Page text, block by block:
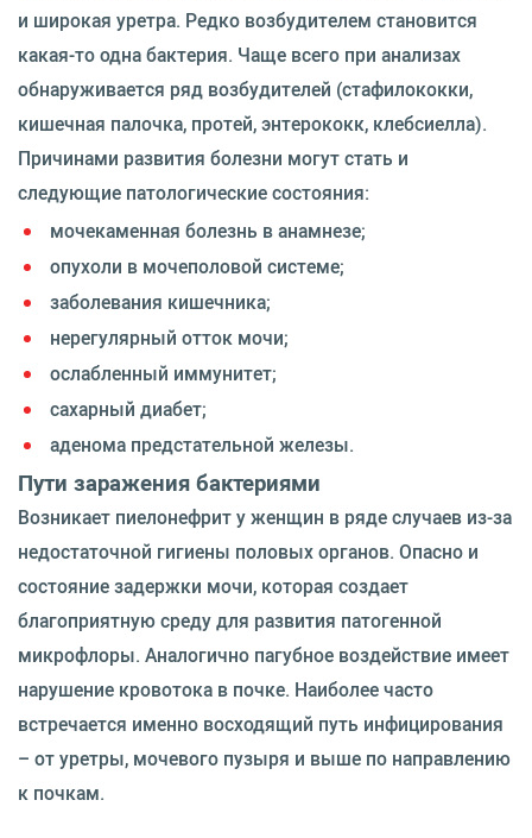
и широкая уретра. Редко возбудителем становится
какая-то одна бактерия. Чаще всего при анализах
обнаруживается ряд возбудителей (стафилококки,
кишечная палочка, протей, энтерококк, клебсиелла).
Причинами развития болезни могут стать и
следующие патологические состояния:
мочекаменная болезнь в анамнезе;
опухоли в мочеполовой системе;
заболевания кишечника;
нерегулярный отток мочи;
ослабленный иммунитет;
сахарный диабет;
аденома предстательной железы.
Пути заражения бактериями
Возникает пиелонефрит у женщин в ряде случаев из-за
недостаточной гигиены половых органов. Опасно и
состояние задержки мочи, которая создает
благоприятную среду для развития патогенной
микрофлоры. Аналогично пагубное воздействие имеет
нарушение кровотока в почке. Наиболее часто
встречается именно восходящий путь инфицирования
– от уретры, мочевого пузыря и выше по направлению
к почкам.